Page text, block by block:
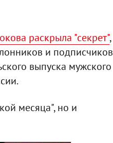
раскрыла "секрет",
и подписчиков
выпуска мужского
месяца", но и